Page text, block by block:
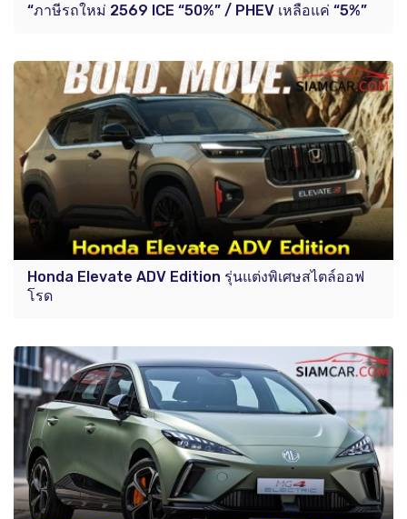
“ภาษีรถใหม่ 2569 ICE “50%” / PHEV เหลือแค่ “5%”
Honda Elevate ADV Edition รุ่นแต่งพิเศษสไตล์ออฟ
โรด